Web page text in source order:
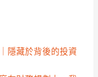
隱藏於背後的投資